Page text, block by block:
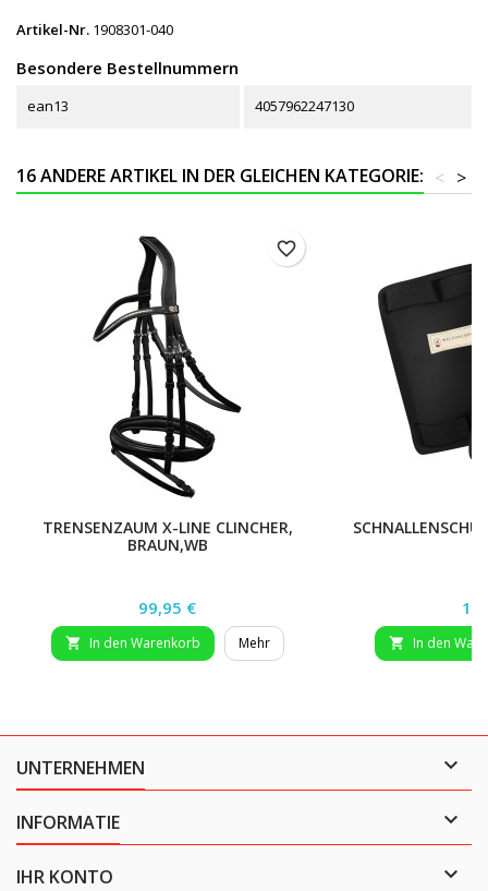
Artikel-Nr. 1908301-040
Besondere Bestellnummern
ean13 4057962247130
16 ANDERE ARTIKEL IN DER GLEICHEN KATEGORIE: >
<
TRENSENZAUM X-LINE CLINCHER,
BRAUN,WB
Preis
99,95 €
 In den Warenkorb Mehr
favorite_border
 In den
UNTERNEHMEN 
INFORMATIE 
IHR KONTO 